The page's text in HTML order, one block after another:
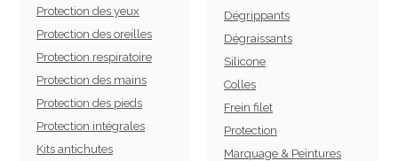
Protection des yeux
Protection des oreilles
Protection respiratoire
Protection des mains
Protection des pieds
Protection intégrales
Kits antichutes
Dégrippants
Dégraissants
Silicone
Colles
Frein filet
Protection
Marquage & Peintures